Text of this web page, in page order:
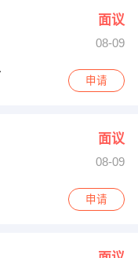
面议
08-09
司
申请
面议
08-09
申请